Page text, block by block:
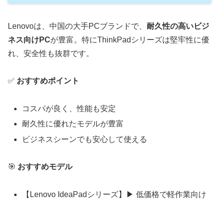
Lenovoは、中国の大手PCブランドで、 耐久性の高いビジ
ネス向けPCが豊富。特にThinkPadシリーズは堅牢性に優
れ、安全性も抜群です。
✅ おすすめポイント
コスパが良く、性能も安定
耐久性に優れたモデルが豊富
ビジネスシーンでも安心して使える
🎯 おすすめモデル
【Lenovo IdeaPadシリーズ】▶ 低価格で軽作業向け